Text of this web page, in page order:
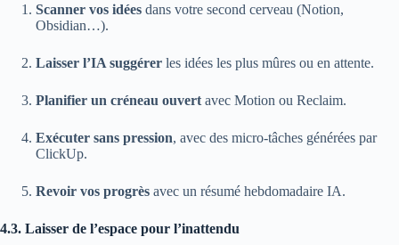
Scanner vos idées dans votre second cerveau (Notion,
Obsidian…).
Laisser l’IA suggérer les idées les plus mûres ou en attente.
Planifier un créneau ouvert avec Motion ou Reclaim.
Exécuter sans pression, avec des micro-tâches générées par
ClickUp.
Revoir vos progrès avec un résumé hebdomadaire IA.
4.3. Laisser de l’espace pour l’inattendu